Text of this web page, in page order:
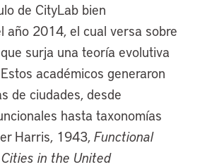
de CityLab bien
año 2014, el cual versa sobre
surja una teoría evolutiva
académicos generaron
de ciudades, desde
hasta taxonomías
Harris, 1943, Functional
in the United